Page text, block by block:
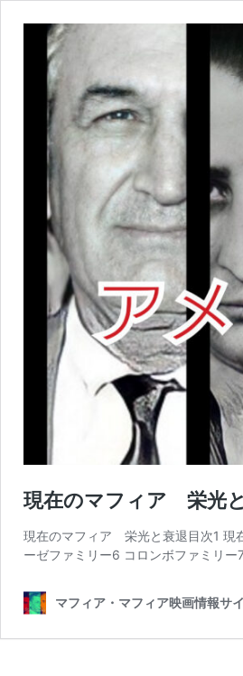
現在のマフィア 栄光
現在のマフィア 栄光と衰退目次1 現
ーゼファミリー6 コロンボファミリ
マフィア・マフィア映画情報サ